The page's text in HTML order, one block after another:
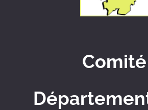
Comité